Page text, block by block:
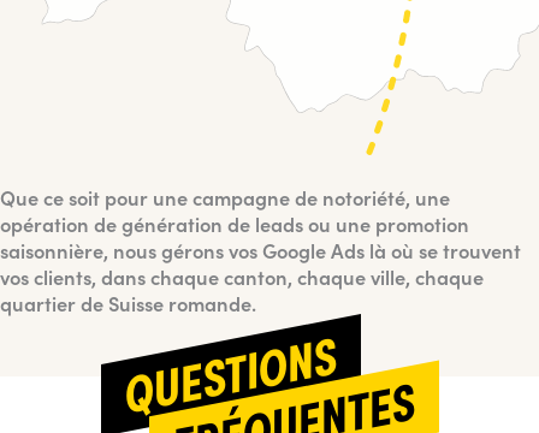
Que ce soit pour une campagne de notoriété, une
opération de génération de leads ou une promotion
saisonnière, nous gérons vos Google Ads là où se trouvent
vos clients, dans chaque canton, chaque ville, chaque
quartier de Suisse romande.
QUESTIONS